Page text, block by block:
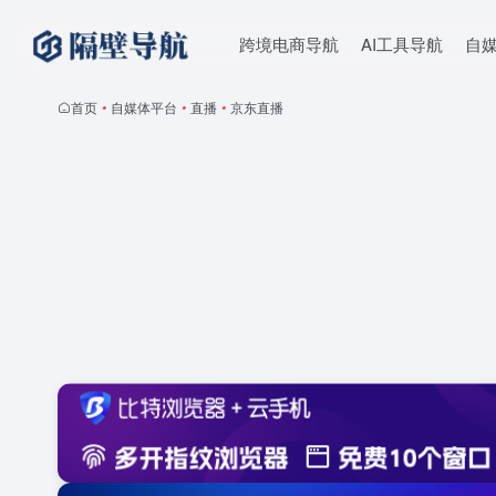
跨境电商导航 AI工具导航 自
首页 • 自媒体平台 • 直播 • 京东直播